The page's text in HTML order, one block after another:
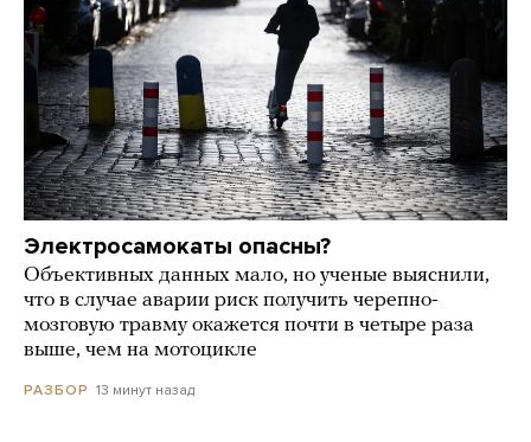
Электросамокаты опасны?
Объективных данных мало, но ученые выяснили,
что в случае аварии риск получить черепно-
мозговую травму окажется почти в четыре раза
выше, чем на мотоцикле
РАЗБОР 13 минут назад